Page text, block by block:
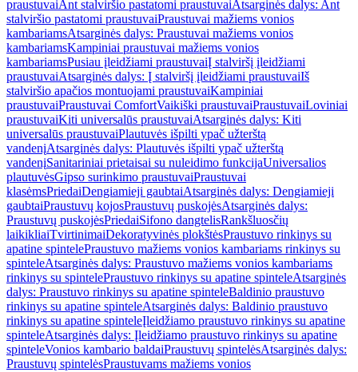
praustuvaiAnt stalviršio pastatomi praustuvaiAtsarginės dalys: Ant
stalviršio pastatomi praustuvaiPraustuvai mažiems vonios
kambariamsAtsarginės dalys: Praustuvai mažiems vonios
kambariamsKampiniai praustuvai mažiems vonios
kambariamsPusiau įleidžiami praustuvaiĮ stalviršį įleidžiami
praustuvaiAtsarginės dalys: Į stalviršį įleidžiami praustuvaiIš
stalviršio apačios montuojami praustuvaiKampiniai
praustuvaiPraustuvai ComfortVaikiški praustuvaiPraustuvaiLoviniai
praustuvaiKiti universalūs praustuvaiAtsarginės dalys: Kiti
universalūs praustuvaiPlautuvės išpilti ypač užterštą
vandenįAtsarginės dalys: Plautuvės išpilti ypač užterštą
vandenįSanitariniai prietaisai su nuleidimo funkcijaUniversalios
plautuvėsGipso surinkimo praustuvaiPraustuvai
klasėmsPriedaiDengiamieji gaubtaiAtsarginės dalys: Dengiamieji
gaubtaiPraustuvų kojosPraustuvų puskojėsAtsarginės dalys:
Praustuvų puskojėsPriedaiSifono dangtelisRankšluosčių
laikikliaiTvirtinimaiDekoratyvinės plokštėsPraustuvo rinkinys su
apatine spintelePraustuvo mažiems vonios kambariams rinkinys su
spinteleAtsarginės dalys: Praustuvo mažiems vonios kambariams
rinkinys su spintelePraustuvo rinkinys su apatine spinteleAtsarginės
dalys: Praustuvo rinkinys su apatine spinteleBaldinio praustuvo
rinkinys su apatine spinteleAtsarginės dalys: Baldinio praustuvo
rinkinys su apatine spinteleĮleidžiamo praustuvo rinkinys su apatine
spinteleAtsarginės dalys: Įleidžiamo praustuvo rinkinys su apatine
spinteleVonios kambario baldaiPraustuvų spintelėsAtsarginės dalys:
Praustuvų spintelėsPraustuvams mažiems vonios